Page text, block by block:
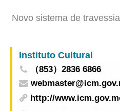
diversificação do
evidencia resultados
Novo sistema de
Avenida do Hipódromo
hoje (dia 26)
Instituto Cultural
（853）2836 6866
http://